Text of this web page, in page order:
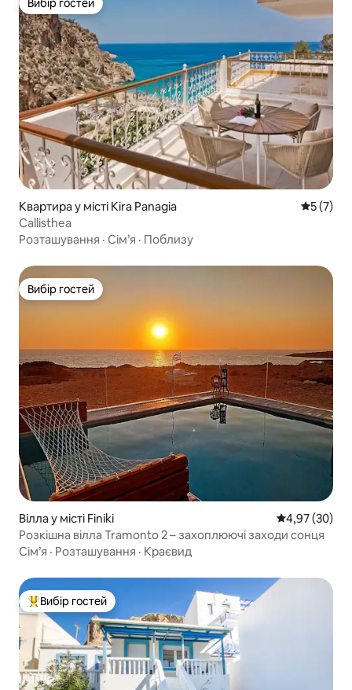
Вибір гостей
Вибір гостей
Квартира у місті Kira Panagia Середня
5 (7)
Callisthea
Розташування · Сім’я · Поблизу
Вибір гостей
Вибір гостей
Вілла у місті Finiki Середня
4,97 (30)
Розкішна вілла Tramonto 2 – захоплюючі заходи сонця
Сім’я · Розташування · Краєвид
Топ вибір гостей
Вибір гостей